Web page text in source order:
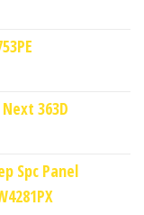
363D
Spc Panel